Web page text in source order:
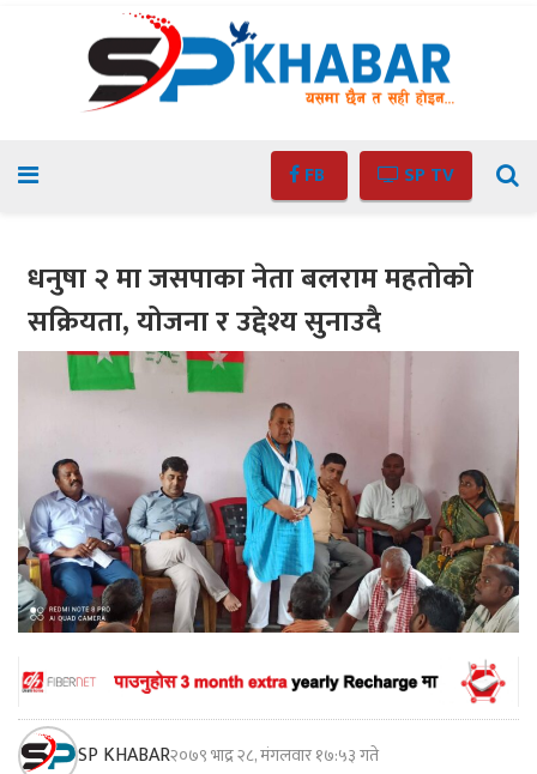
FB SP TV
धनुषा २ मा जसपाका नेता बलराम महतोको
सक्रियता, योजना र उद्देश्य सुनाउदै
SP KHABAR२०७९ भाद्र २८, मंगलवार १७:५३ गते